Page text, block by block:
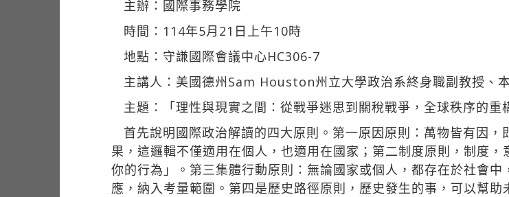
主辦：國際事務學院
時間：114年5月21日上午10時
地點：守謙國際會議中心HC306-7
主講人：美國德州Sam Houston州立大學政治系終身職副教授、
主題：「理性與現實之間：從戰爭迷思到關稅戰爭，全球秩序的重
首先說明國際政治解讀的四大原則。第一原因原則：萬物皆有因
果，這邏輯不僅適用在個人，也適用在國家；第二制度原則，制度
你的行為」。第三集體行動原則：無論國家或個人，都存在於社會
應，納入考量範圍。第四是歷史路徑原則，歷史發生的事，可以幫助